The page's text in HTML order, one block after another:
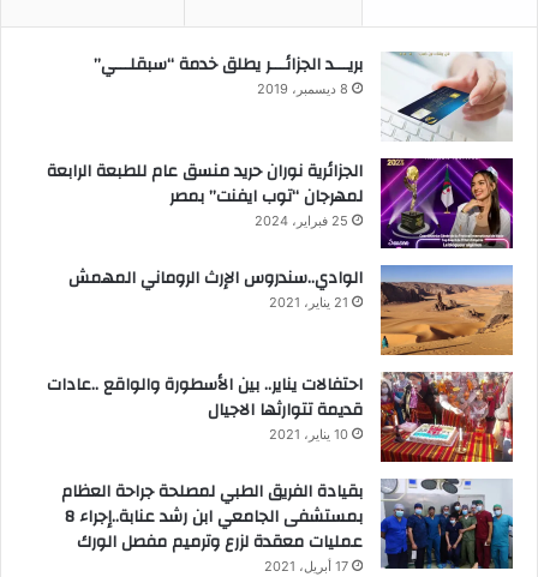
بريـــد الجزائـــر يطلق خدمة “سبقلـــي”
8 ديسمبر، 2019
الجزائرية نوران حريد منسق عام للطبعة الرابعة
لمهرجان “توب ايفنت” بمصر
25 فبراير، 2024
الوادي..سندروس الإرث الروماني المهمش
21 يناير، 2021
احتفالات يناير.. بين الأسطورة والواقع ..عادات
قديمة تتوارثها الاجيال
10 يناير، 2021
بقيادة الفريق الطبي لمصلحة جراحة العظام
بمستشفى الجامعي ابن رشد عنابة..إجراء 8
عمليات معقدة لزرع وترميم مفصل الورك
17 أبريل، 2021